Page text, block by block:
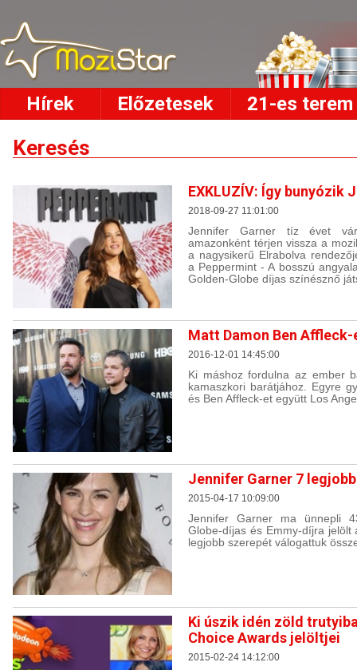
Hírek Előzetesek 21-es terem
Keresés
EXKLUZÍV: Így bunyózik
2018-09-27 11:01:00
Jennifer Garner tíz évet
amazonként térjen vissza a
a nagysikerű Elrabolva
a Peppermint - A bosszú
Golden-Globe díjas színésznő
Matt Damon Ben
2016-12-01 14:45:00
Ki máshoz fordulna az ember
kamaszkori barátjához. Egyre
és Ben Affleck-et együtt Los
Jennifer Garner 7
2015-04-17 10:09:00
Jennifer Garner ma ünnepli
Globe-díjas és Emmy-díjra jelölt
legjobb szerepét válogattuk
Ki úszik idén zöld
Choice Awards jelöltjei
2015-02-24 14:12:00